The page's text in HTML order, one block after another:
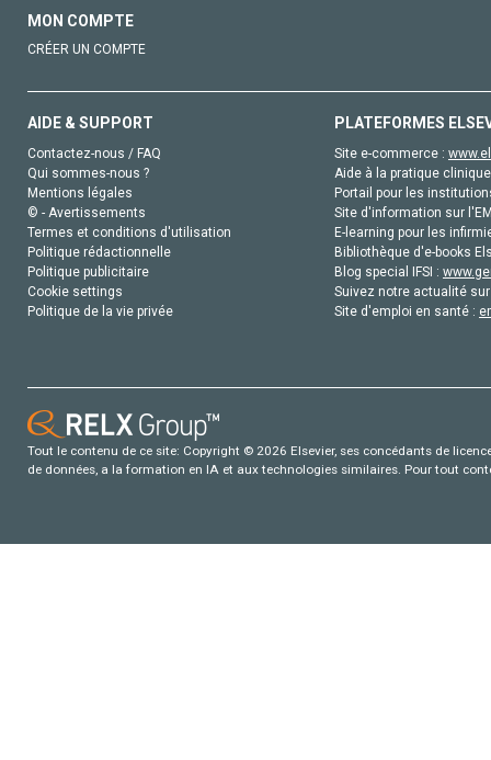
MON COMPTE
CRÉER UN COMPTE
AIDE & SUPPORT
Contactez-nous / FAQ
Qui sommes-nous ?
Mentions légales
© - Avertissements
Termes et conditions d'utilisation
Politique rédactionnelle
Politique publicitaire
Cookie settings
Politique de la vie privée
PLATEFORMES
Site e-commerce :
Aide à la pratique
Portail pour les
Site d'information sur
E-learning pour les
Bibliothèque d'e-books
Blog special IFSI :
Suivez notre actualité
Site d'emploi en santé :
Tout le contenu de ce site: Copyright © 2026 Elsevier, ses concédants de
de données, a la formation en IA et aux technologies similaires. Pour tout